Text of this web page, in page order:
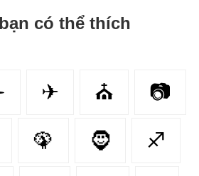
có thể thích
✈ ⛪️ 📷
🦚 🧔 ♐